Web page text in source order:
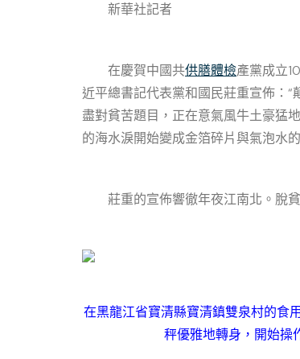
新華社記者
在慶賀中國共供膳體檢產黨成立
近平總書記代表黨和國民莊重宣佈：
盡對貧苦題目，正在意氣風牛土豪猛
的海水淚開始變成金箔碎片與氣泡水
莊重的宣佈響徹年夜江南北。脫貧
在黑龍江省寶清縣寶清鎮雙泉村的食
秤優雅地轉身，開始操